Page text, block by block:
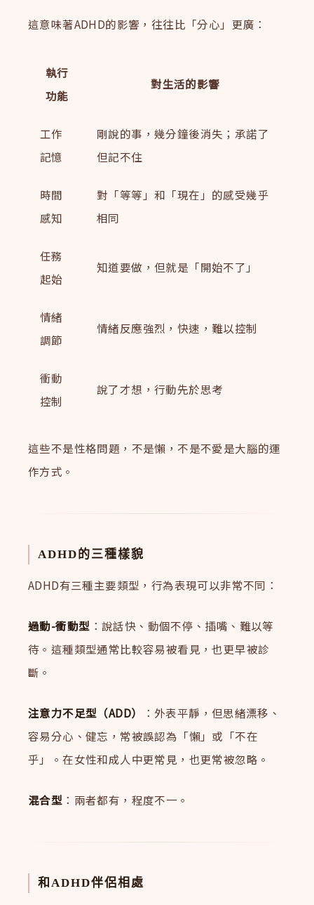
這意味著ADHD的影響，往往比「分心」更廣：
執行
功能
對生活的影響
工作
記憶
剛說的事，幾分鐘後消失；承諾了
但記不住
時間
感知
對「等等」和「現在」的感受幾乎
相同
任務
起始
知道要做，但就是「開始不了」
情緒
調節
情緒反應強烈，快速，難以控制
衝動
控制
說了才想，行動先於思考
這些不是性格問題，不是懶，不是不愛是大腦的運
作方式。
ADHD的三種樣貌
ADHD有三種主要類型，行為表現可以非常不同：
過動-衝動型 ：說話快、動個不停、插嘴、難以等
待。這種類型通常比較容易被看見，也更早被診
斷。
注意力不足型（ADD）
：外表平靜，但思緒漂移、
容易分心、健忘，常被誤認為「懶」或「不在
乎」。在女性和成人中更常見，也更常被忽略。
混合型 ：兩者都有，程度不一。
和ADHD伴侶相處